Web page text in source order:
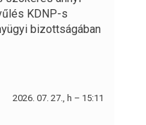
KDNP-s
bizottságában
2026. 07. 27., h – 15:11